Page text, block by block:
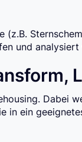
und
Dabei
in ein